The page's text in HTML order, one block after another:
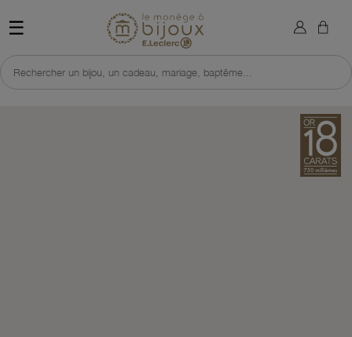
☰ Retour à l'accueil du site
Rechercher un bijou, un cadeau, mariage, baptême...
×